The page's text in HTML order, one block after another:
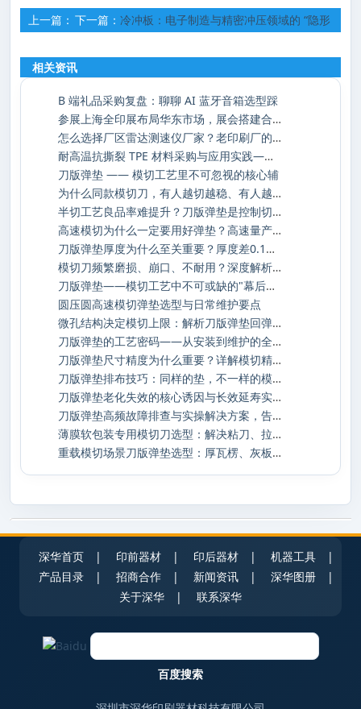
下一篇： 冷冲板：电子制造与精密冲压领域的 “隐形
上一篇：
相关资讯
B 端礼品采购复盘：聊聊 AI 蓝牙音箱选型踩
参展上海全印展布局华东市场，展会搭建合作
怎么选择厂区雷达测速仪厂家？老印刷厂的安
耐高温抗撕裂 TPE 材料采购与应用实践——深
刀版弹垫 —— 模切工艺里不可忽视的核心辅
为什么同款模切刀，有人越切越稳、有人越切
半切工艺良品率难提升？刀版弹垫是控制切入
高速模切为什么一定要用好弹垫？高速量产下
刀版弹垫厚度为什么至关重要？厚度差0.1mm，
模切刀频繁磨损、崩口、不耐用？深度解析损
刀版弹垫——模切工艺中不可或缺的"幕后功臣
圆压圆高速模切弹垫选型与日常维护要点
微孔结构决定模切上限：解析刀版弹垫回弹与
刀版弹垫的工艺密码——从安装到维护的全生
刀版弹垫尺寸精度为什么重要？详解模切精度
刀版弹垫排布技巧：同样的垫，不一样的模切
刀版弹垫老化失效的核心诱因与长效延寿实操
刀版弹垫高频故障排查与实操解决方案，告别
薄膜软包装专用模切刀选型：解决粘刀、拉丝
重载模切场景刀版弹垫选型：厚瓦楞、灰板加
深华首页 | 印前器材 | 印后器材 | 机器工具
|
产品目录
| 招商合作 | 新闻资讯 | 深华图册
|
关于深华
| 联系深华